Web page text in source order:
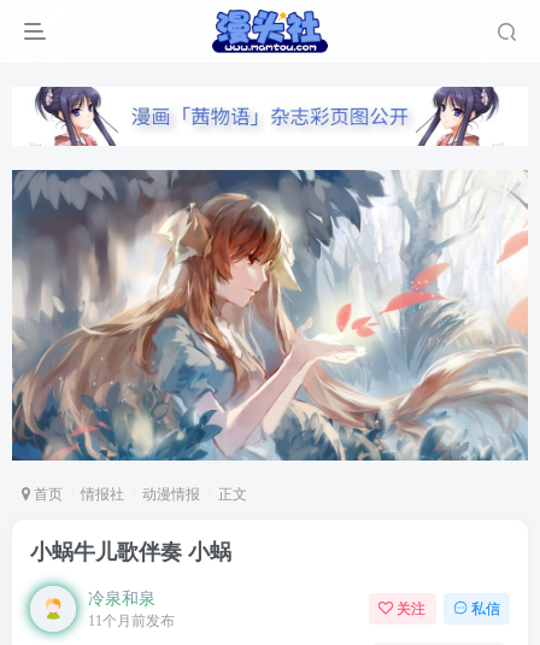
首页 情报社 动漫情报 正文
小蜗牛儿歌伴奏 小蜗
冷泉和泉
11个月前发布
关注 私信